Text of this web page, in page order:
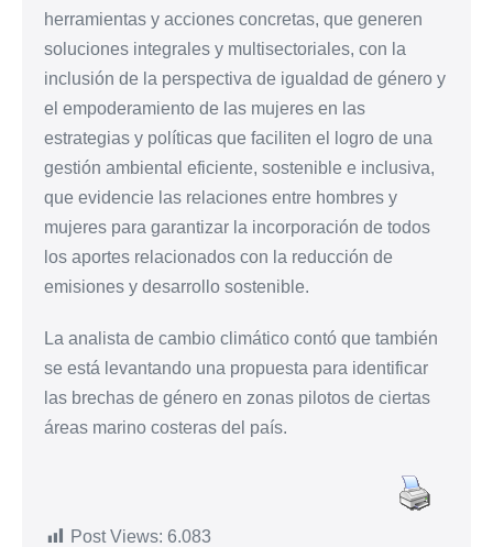
herramientas y acciones concretas, que generen
soluciones integrales y multisectoriales, con la
inclusión de la perspectiva de igualdad de género y
el empoderamiento de las mujeres en las
estrategias y políticas que faciliten el logro de una
gestión ambiental eficiente, sostenible e inclusiva,
que evidencie las relaciones entre hombres y
mujeres para garantizar la incorporación de todos
los aportes relacionados con la reducción de
emisiones y desarrollo sostenible.
La analista de cambio climático contó que también
se está levantando una propuesta para identificar
las brechas de género en zonas pilotos de ciertas
áreas marino costeras del país.
Post Views: 6.083